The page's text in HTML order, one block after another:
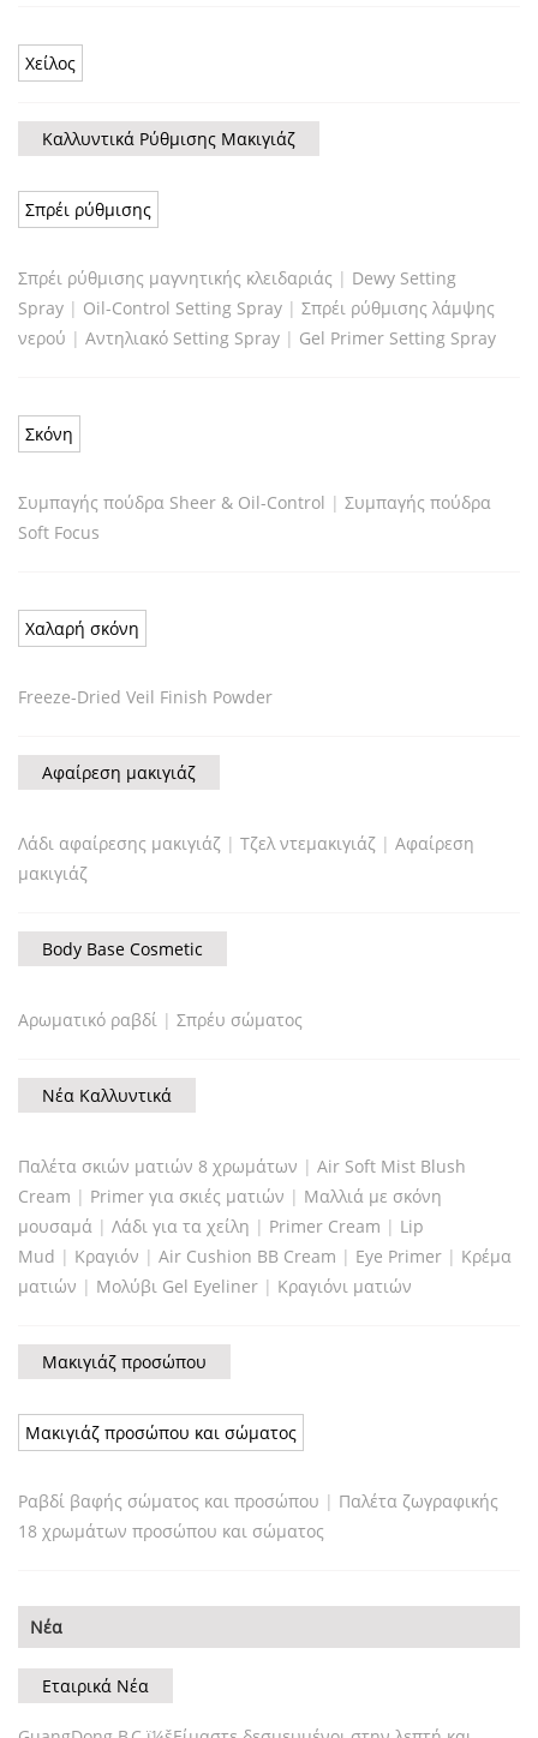
Χείλος
Καλλυντικά Ρύθμισης Μακιγιάζ
Σπρέι ρύθμισης
Σπρέι ρύθμισης μαγνητικής κλειδαριάς | Dewy Setting
Spray | Oil-Control Setting Spray | Σπρέι ρύθμισης λάμψης
νερού | Αντηλιακό Setting Spray | Gel Primer Setting Spray
Σκόνη
Συμπαγής πούδρα Sheer & Oil-Control | Συμπαγής πούδρα
Soft Focus
Χαλαρή σκόνη
Freeze-Dried Veil Finish Powder
Αφαίρεση μακιγιάζ
Λάδι αφαίρεσης μακιγιάζ | Τζελ ντεμακιγιάζ | Αφαίρεση
μακιγιάζ
Body Base Cosmetic
Αρωματικό ραβδί | Σπρέυ σώματος
Νέα Καλλυντικά
Παλέτα σκιών ματιών 8 χρωμάτων | Air Soft Mist Blush
Cream | Primer για σκιές ματιών | Μαλλιά με σκόνη
μουσαμά | Λάδι για τα χείλη | Primer Cream | Lip
Mud | Κραγιόν | Air Cushion BB Cream | Eye Primer | Κρέμα
ματιών | Μολύβι Gel Eyeliner | Κραγιόνι ματιών
Μακιγιάζ προσώπου
Μακιγιάζ προσώπου και σώματος
Ραβδί βαφής σώματος και προσώπου | Παλέτα ζωγραφικής
18 χρωμάτων προσώπου και σώματος
Νέα
Εταιρικά Νέα